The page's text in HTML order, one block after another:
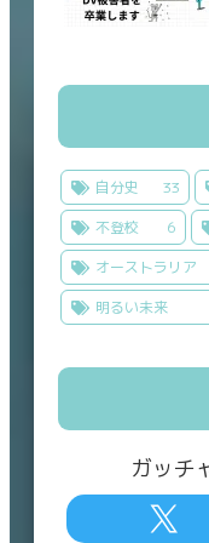
自分史 33
不登校
6
オーストラリア
明るい未来
ガッチ